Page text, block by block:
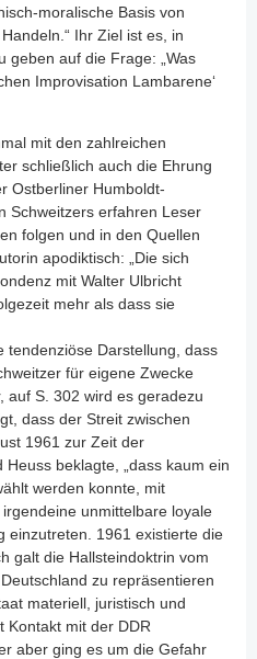
moralische Basis von
Ihr Ziel ist es, in
geben auf die Frage: „Was
Improvisation Lambarene‘
mit den zahlreichen
schließlich auch die Ehrung
Ostberliner Humboldt-
Schweitzers erfahren Leser
folgen und in den Quellen
apodiktisch: „Die sich
mit Walter Ulbricht
mehr als dass sie
tendenziöse Darstellung, dass
für eigene Zwecke
auf S. 302 wird es geradezu
dass der Streit zwischen
1961 zur Zeit der
beklagte, „dass kaum ein
werden konnte, mit
unmittelbare loyale
einzutreten. 1961 existierte die
galt die Hallsteindoktrin vom
zu repräsentieren
materiell, juristisch und
Kontakt mit der DDR
aber ging es um die Gefahr